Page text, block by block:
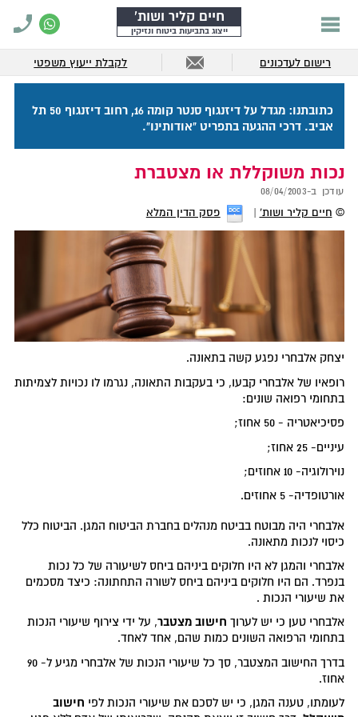
חיים קליר ושות'
ייצוג בתביעות ביטוח ונזיקין
רישום לעדכונים לקבלת ייעוץ משפטי
כתובתנו: מגדל על דיזנגוף סנטר קומה 16, רחוב דיזנגוף 50 תל
אביב. דרכי ההגעה בתפריט "אודותינו".
נכות משוקללת או מצטברת
עודכן ב-08/04/2003
© חיים קליר ושות' פסק הדין המלא
יצחק אלבחרי נפגע קשה בתאונה.
רופאיו של אלבחרי קבעו, כי בעקבות התאונה, נגרמו לו נכויות לצמיתות
בתחומי רפואה שונים:
פסיכיאטריה - 50 אחוז;
עיניים- 25 אחוז;
נוירולוגיה- 10 אחוזים;
אורטופדיה- 5 אחוזים.
אלבחרי היה מבוטח בביטח מנהלים בחברת הביטוח המגן. הביטוח כלל
כיסוי לנכות מתאונה.
אלבחרי והמגן לא היו חלוקים ביניהם ביחס לשיעורה של כל נכות
בנפרד. הם היו חלוקים ביניהם ביחס לשורה התחתונה: כיצד מסכמים
את שיעורי הנכות .
אלבחרי טען כי יש לערוך חישוב מצטבר, על ידי צירוף שיעורי הנכות
בתחומי הרפואה השונים כמות שהם, אחד לאחד.
בדרך החישוב המצטבר, סך כל שיעורי הנכות של אלבחרי מגיע ל- 90
אחוז.
לעומתו, טענה המגן, כי יש לסכם את שיעורי הנכות לפי חישוב